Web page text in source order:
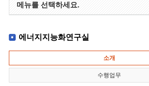
메뉴를 선택하세요.
에너지지능화연구실
소개
수행업무